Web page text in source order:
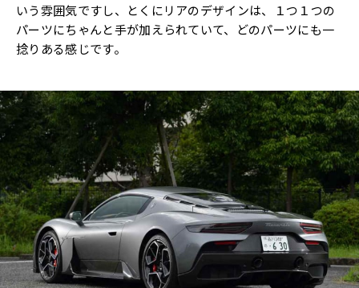
いう雰囲気ですし、とくにリアのデザインは、１つ１つの
パーツにちゃんと手が加えられていて、どのパーツにも一
捻りある感じです。